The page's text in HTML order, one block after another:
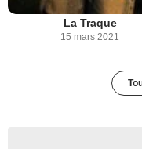
La Traque
15 mars 2021